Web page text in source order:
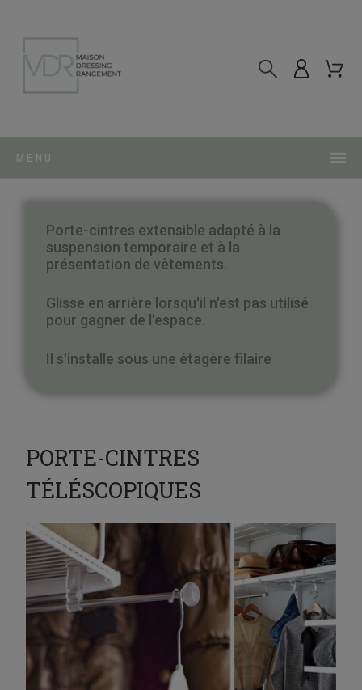
MENU
Porte-cintres extensible adapté à la
suspension temporaire et à la
présentation de vêtements.
Glisse en arrière lorsqu'il n'est pas utilisé
pour gagner de l'espace.
Il s'installe sous une étagère filaire
PORTE-CINTRES
TÉLÉSCOPIQUES